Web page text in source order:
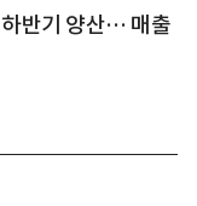
반기 양산… 매출